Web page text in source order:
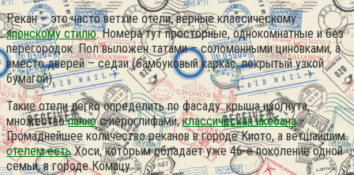
Рекан – это часто ветхие отели, верные классическому
японскому стилю. Номера тут просторные, однокомнатные и без
перегородок. Пол выложен татами – соломенными циновками, а
вместо дверей – седзи (бамбуковый каркас, покрытый узкой
бумагой).
Такие отели легко определить по фасаду: крыша изогнута,
множествопаннос иероглифами,классическая икебана.
Громаднейшее количество реканов в городе Киото, а ветшайшим
отелем естьХоси, которым обладает уже 46-е поколение одной
семьи, в городе Комацу.